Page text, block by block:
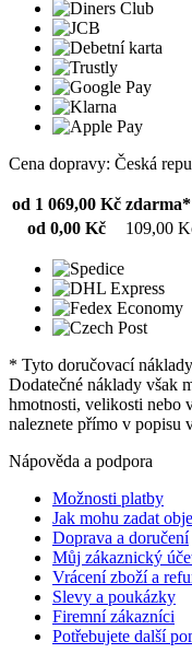
Cena dopravy: Česká
od 1 069,00 Kč zdarma*
od 0,00 Kč
109,00
* Tyto doručovací
Dodatečné náklady však
hmotnosti, velikosti nebo
naleznete přímo v popisu
Nápověda a podpora
Možnosti platby
Jak mohu zadat
Doprava a doručení
Můj zákaznický
Vrácení zboží a
Slevy a poukázky
Firemní zákazníci
Potřebujete další